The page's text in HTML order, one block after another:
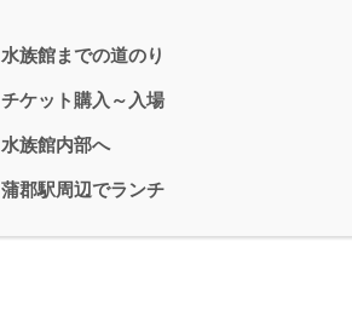
水族館までの道のり
チケット購入～入場
水族館内部へ
蒲郡駅周辺でランチ